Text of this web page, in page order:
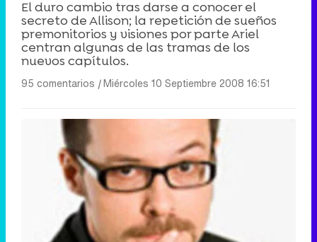
El duro cambio tras darse a conocer el
secreto de Allison; la repetición de sueños
premonitorios y visiones por parte Ariel
centran algunas de las tramas de los
nuevos capítulos.
95 comentarios |Miércoles 10 Septiembre 2008 16:51